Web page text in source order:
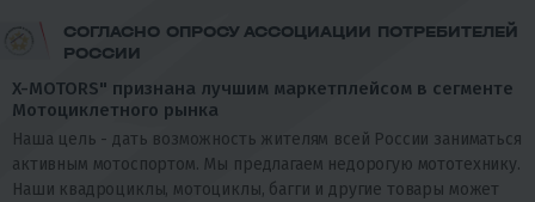
СОГЛАСНО ОПРОСУ АССОЦИАЦИИ ПОТРЕБИТЕЛЕЙ
РОССИИ
X-MOTORS" признана лучшим маркетплейсом в сегменте
Мотоциклетного рынка
Наша цель - дать возможность жителям всей России заниматься
активным мотоспортом. Мы предлагаем недорогую мототехнику.
Наши квадроциклы, мотоциклы, багги и другие товары может